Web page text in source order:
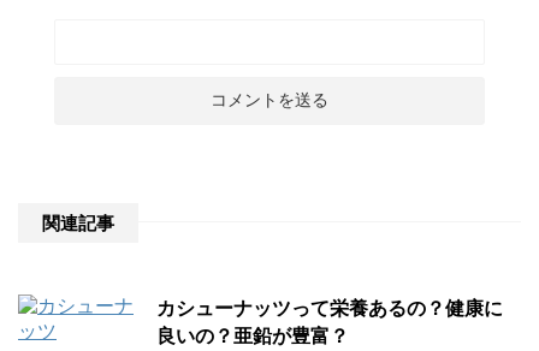
関連記事
カシューナッツって栄養あるの？健康に
良いの？亜鉛が豊富？